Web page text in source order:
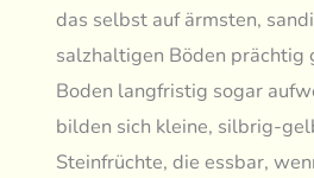
das selbst auf ärmsten,
salzhaltigen Böden prächtig
Boden langfristig sogar
bilden sich kleine, silbrig-
Steinfrüchte, die essbar,